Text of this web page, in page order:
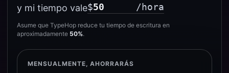
y mi tiempo vale$ /hora
Asume que TypeHop reduce tu tiempo de escritura en
aproximadamente 50%.
MENSUALMENTE, AHORRARÁS